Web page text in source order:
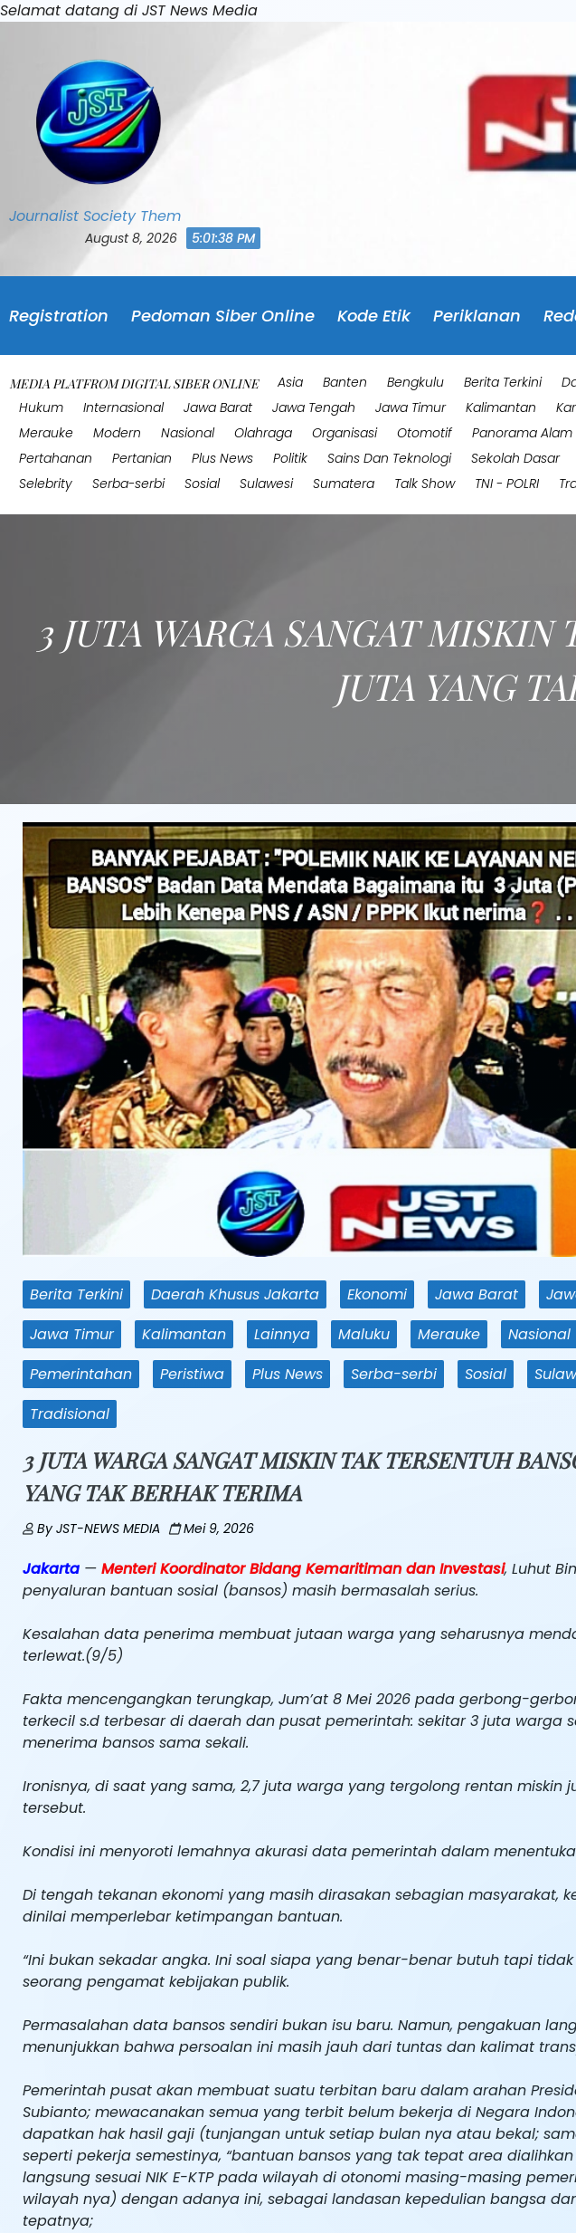
Selamat datang di JST News MediaSkip
Journalist Society Them
August 8, 2026 5:01:41 PM
Registration Pedoman Siber Online Kode Etik Periklanan
MEDIA PLATFROM DIGITAL SIBER ONLINE Asia Banten Bengkulu Berita Terkini
Hukum
Internasional Jawa Barat Jawa Tengah Jawa Timur Kalimantan
Merauke
Modern Nasional Olahraga Organisasi Otomotif Panorama Alam
Pertahanan
Pertanian Plus News Politik Sains Dan Teknologi Sekolah Dasar
Selebrity
Serba-serbi Sosial Sulawesi Sumatera Talk Show TNI - POLRI
3 JUTA WARGA SANGAT
JUTA YANG
Berita Terkini Daerah Khusus Jakarta Ekonomi Jawa Barat
Jawa Timur
Kalimantan Lainnya Maluku Merauke Nasional
Pemerintahan
Peristiwa Plus News Serba-serbi Sosial
Tradisional
3 JUTA WARGA SANGAT MISKIN TAK TERSENTUH
YANG TAK BERHAK TERIMA
ByJST-NEWS MEDIA Mei 9, 2026
Jakarta — Menteri Koordinator Bidang Kemaritiman dan Investasi, Luhut
penyaluran bantuan sosial (bansos) masih bermasalah serius.
Kesalahan data penerima membuat jutaan warga yang seharusnya
terlewat.(9/5)
Fakta mencengangkan terungkap, Jum’at 8 Mei 2026 pada gerbong-
terkecil s.d terbesar di daerah dan pusat pemerintah: sekitar 3 juta warga
menerima bansos sama sekali.
Ironisnya, di saat yang sama, 2,7 juta warga yang tergolong rentan miskin
tersebut.
Kondisi ini menyoroti lemahnya akurasi data pemerintah dalam
Di tengah tekanan ekonomi yang masih dirasakan sebagian masyarakat,
dinilai memperlebar ketimpangan bantuan.
“Ini bukan sekadar angka. Ini soal siapa yang benar-benar butuh tapi
seorang pengamat kebijakan publik.
Permasalahan data bansos sendiri bukan isu baru. Namun, pengakuan
menunjukkan bahwa persoalan ini masih jauh dari tuntas dan kalimat
Pemerintah pusat akan membuat suatu terbitan baru dalam arahan
Subianto; mewacanakan semua yang terbit belum bekerja di Negara
dapatkan hak hasil gaji (tunjangan untuk setiap bulan nya atau bekal;
seperti pekerja semestinya, “bantuan bansos yang tak tepat area
langsung sesuai NIK E-KTP pada wilayah di otonomi masing-masing
wilayah nya) dengan adanya ini, sebagai landasan kepedulian bangsa
tepatnya;